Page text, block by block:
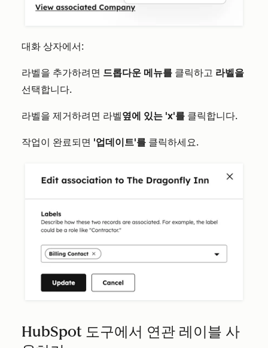
대화 상자에서:
라벨을 추가하려면 드롭다운 메뉴를 클릭하고 라벨을
선택합니다.
라벨을 제거하려면 라벨옆에 있는 'x'를 클릭합니다.
작업이 완료되면 '업데이트'를 클릭하세요.
HubSpot 도구에서 연관 레이블 사